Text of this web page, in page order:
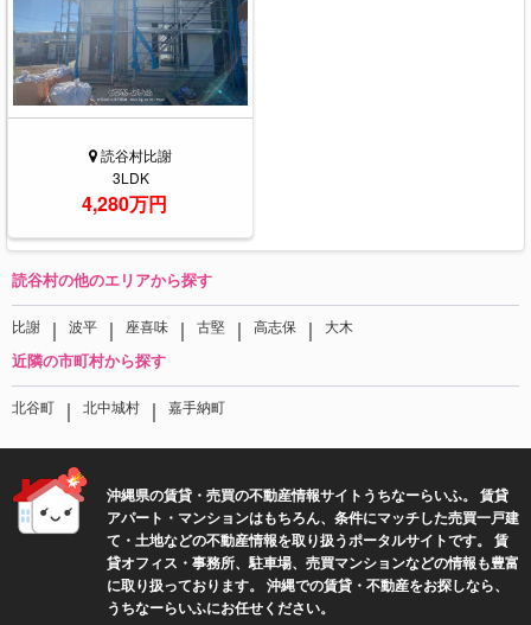
読谷村比謝
3LDK
4,280万円
読谷村の他のエリアから探す
比謝 ｜ 波平 ｜ 座喜味 ｜ 古堅 ｜ 高志保 ｜ 大木
近隣の市町村から探す
北谷町 ｜ 北中城村 ｜ 嘉手納町
沖縄県の賃貸・売買の不動産情報サイトうちなーらいふ。 賃貸
アパート・マンションはもちろん、条件にマッチした売買一戸建
て・土地などの不動産情報を取り扱うポータルサイトです。 賃
貸オフィス・事務所、駐車場、売買マンションなどの情報も豊富
に取り扱っております。 沖縄での賃貸・不動産をお探しなら、
うちなーらいふにお任せください。